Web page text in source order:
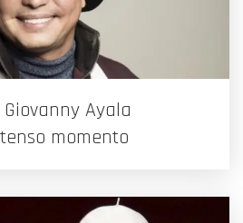
Ayala
momento